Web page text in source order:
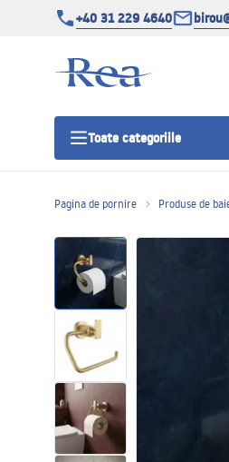
+40 31 229 4640
Toate categoriile
Usi pentru cabine de
Rigole Liniare
Vase WC si Bideuri
Pagina de pornire Produse de